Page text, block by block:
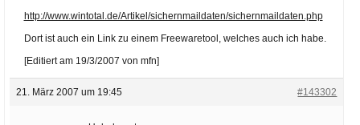
http://www.wintotal.de/Artikel/sichernmaildaten/sichernmaildaten.php
Dort ist auch ein Link zu einem Freewaretool, welches auch ich habe.
[Editiert am 19/3/2007 von mfn]
21. März 2007 um 19:45 #143302